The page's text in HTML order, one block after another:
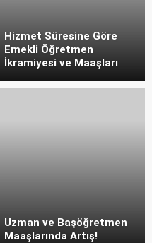
Hizmet Süresine Göre
Emekli Öğretmen
İkramiyesi ve Maaşları
Uzman ve Başöğretmen
Maaşlarında Artış!